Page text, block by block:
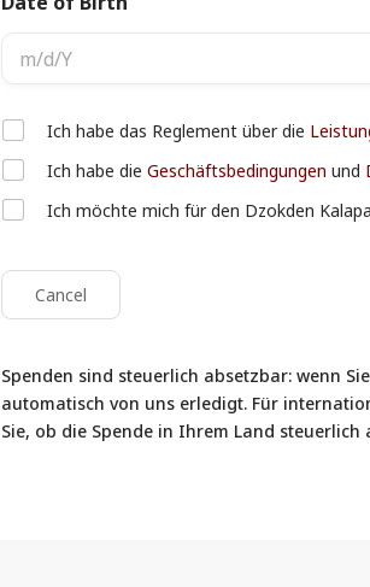
C
h
e
c
k
o
I
m
s
Ich habe das Reglement über die
Ich habe dieGeschäftsbedingungen und
Ich möchte mich für den Dzokden
Cancel
Spenden sind steuerlich absetzbar: wenn
automatisch von uns erledigt. Für
Sie, ob die Spende in Ihrem Land steuerlich